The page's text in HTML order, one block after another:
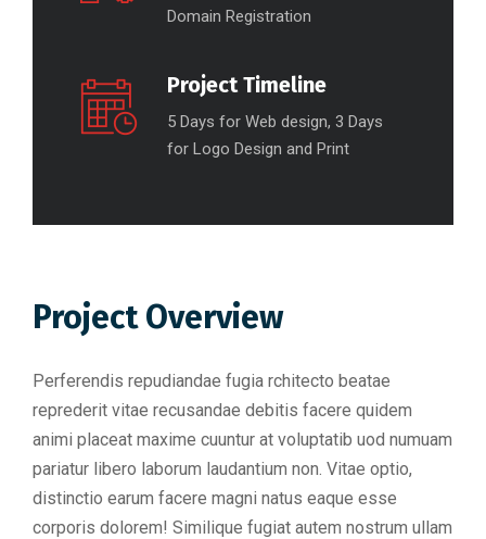
Domain Registration
Project Timeline
5 Days for Web design, 3 Days
for Logo Design and Print
Project Overview
Perferendis repudiandae fugia rchitecto beatae
reprederit vitae recusandae debitis facere quidem
animi placeat maxime cuuntur at voluptatib uod numuam
pariatur libero laborum laudantium non. Vitae optio,
distinctio earum facere magni natus eaque esse
corporis dolorem! Similique fugiat autem nostrum ullam